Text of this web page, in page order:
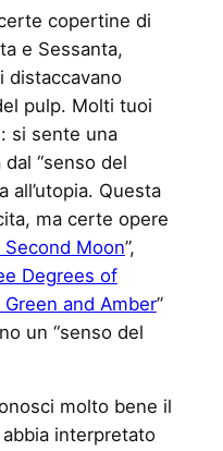
copertine di
e Sessanta,
distaccavano
pulp. Molti tuoi
si sente una
“senso del
all’utopia. Questa
ma certe opere
Moon”,
Degrees of
and Amber”
un “senso del
molto bene il
interpretato